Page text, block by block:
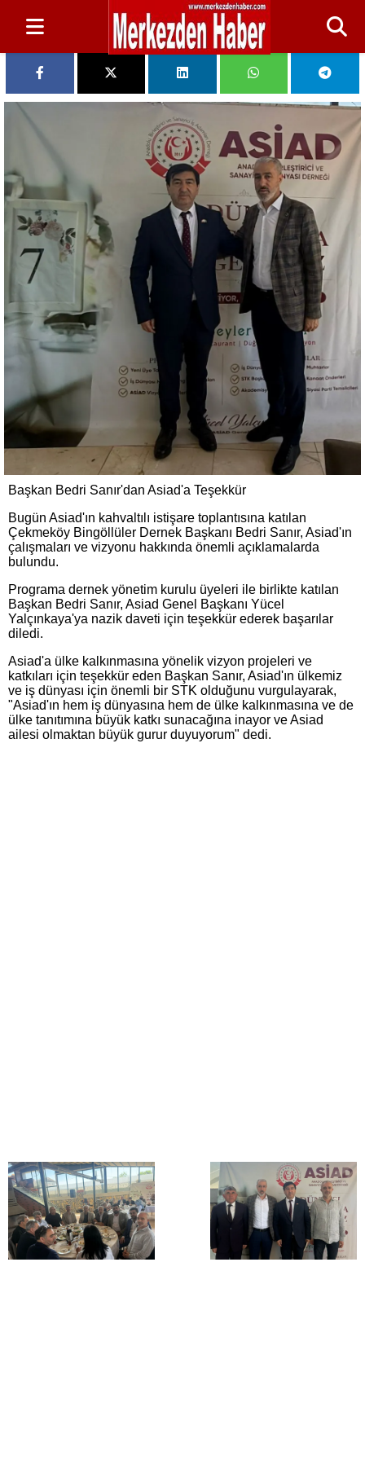
Başkan Bedri Sanır'dan Asiad'a Teşekkür
Bugün Asiad'ın kahvaltılı istişare toplantısına katılan
Çekmeköy Bingöllüler Dernek Başkanı Bedri Sanır, Asiad'ın
çalışmaları ve vizyonu hakkında önemli açıklamalarda
bulundu.
Programa dernek yönetim kurulu üyeleri ile birlikte katılan
Başkan Bedri Sanır, Asiad Genel Başkanı Yücel
Yalçınkaya'ya nazik daveti için teşekkür ederek başarılar
diledi.
Asiad'a ülke kalkınmasına yönelik vizyon projeleri ve
katkıları için teşekkür eden Başkan Sanır, Asiad'ın ülkemiz
ve iş dünyası için önemli bir STK olduğunu vurgulayarak,
"Asiad'ın hem iş dünyasına hem de ülke kalkınmasına ve de
ülke tanıtımına büyük katkı sunacağına inayor ve Asiad
ailesi olmaktan büyük gurur duyuyorum" dedi.